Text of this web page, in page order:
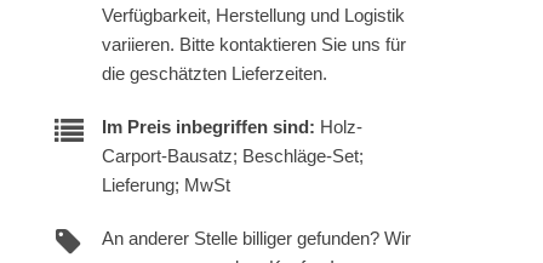
Verfügbarkeit, Herstellung und Logistik
variieren. Bitte kontaktieren Sie uns für
die geschätzten Lieferzeiten.
Im Preis inbegriffen sind: Holz-
Carport-Bausatz; Beschläge-Set;
Lieferung; MwSt
An anderer Stelle billiger gefunden? Wir